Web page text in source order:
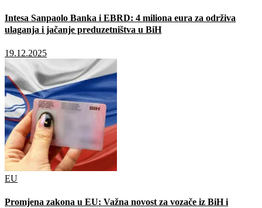
Intesa Sanpaolo Banka i EBRD: 4 miliona eura za održiva
ulaganja i jačanje preduzetništva u BiH
19.12.2025
EU
Promjena zakona u EU: Važna novost za vozače iz BiH i